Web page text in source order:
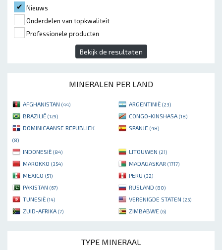
Nieuws
Onderdelen van topkwaliteit
Professionele producten
Bekijk de resultaten
MINERALEN PER LAND
AFGHANISTAN (44) ARGENTINIË (23)
BRAZILIË (129) CONGO-KINSHASA (18)
DOMINICAANSE REPUBLIEK
(8)
SPANJE (48)
INDONESIË (84) LITOUWEN (21)
MAROKKO (354) MADAGASKAR (1717)
MEXICO (51) PERU (32)
PAKISTAN (67) RUSLAND (80)
TUNESIË (14) VERENIGDE STATEN (25)
ZUID-AFRIKA (7) ZIMBABWE (6)
TYPE MINERAAL